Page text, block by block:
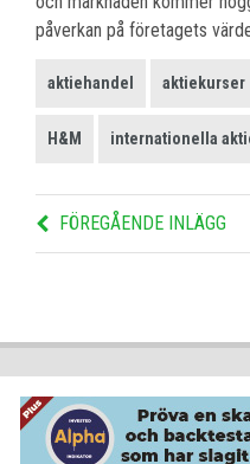
påverkan på företagets
aktiehandel aktiekurser
H&M internationella
FÖREGÅENDE INLÄGG